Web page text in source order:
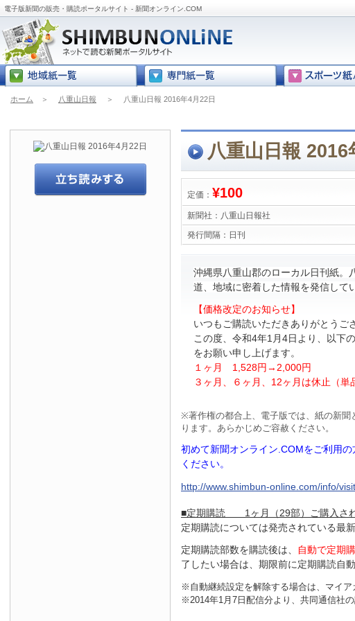
電子版新聞の販売・購読ポータルサイト - 新聞オンライン.COM
ホーム ＞ 八重山日報 ＞ 八重山日報 2016年4月22日
八重山日報 2016
定価： ¥100
新聞社： 八重山日報社
発行間隔： 日刊
沖縄県八重山郡のローカル日刊紙。
道、地域に密着した情報を発信して
【価格改定のお知らせ】
いつもご購読いただきありがとうご
この度、令和4年1月4日より、以下
をお願い申し上げます。
１ヶ月 1,528円 →2,000円
３ヶ月、６ヶ月、 12ヶ月は休止（単
※著作権の都合上、電子版では、紙の新聞
ります。あらかじめご容赦ください。
初めて新聞オンライン.COMをご利用
ください。
http://www.shimbun-online.com/info/
■定期購読 1ヶ月（29部）
ご購入さ
定期購読については発売されている最
定期購読部数を購読後は、 自動で定期
了したい場合は、期限前に定期購読自
※自動継続設定を解除する場合は、マイア
※2014年1月7日配信分より、共同通信社